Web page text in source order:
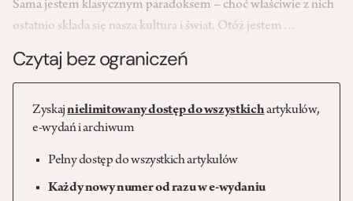
Sama jestem klasycznym paradoksem – choć właściwie z nich
ostatnio składa się nasza kultura i świat. Otóż jestem…
Czytaj bez ograniczeń
Zyskajnielimitowany dostęp do wszystkichartykułów,
e-wydań i archiwum
Pełny dostęp do wszystkich artykułów
Każdy nowy numer od razu w e-wydaniu